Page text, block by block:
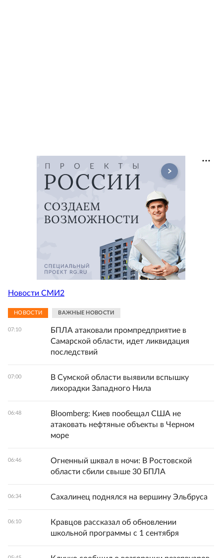
Новости СМИ2
НОВОСТИ ВАЖНЫЕ НОВОСТИ
07:10
БПЛА атаковали промпредприятие в
Самарской области, идет ликвидация
последствий
07:00
В Сумской области выявили вспышку
лихорадки Западного Нила
06:48
Bloomberg: Киев пообещал США не
атаковать нефтяные объекты в Черном
море
06:46
Огненный шквал в ночи: В Ростовской
области сбили свыше 30 БПЛА
06:34 Сахалинец поднялся на вершину Эльбруса
06:10
Кравцов рассказал об обновлении
школьной программы с 1 сентября